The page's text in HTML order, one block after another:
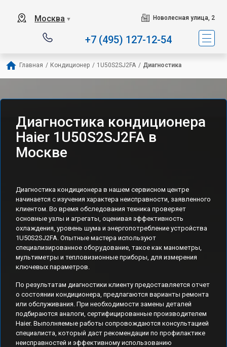
Москва ▼ Новолесная улица, 2
+7 (495) 127-12-54
Главная / Кондиционер / 1U50S2SJ2FA / Диагностика
Диагностика кондиционера
Haier 1U50S2SJ2FA в
Москве
Диагностика кондиционера в нашем сервисном центре
начинается с изучения характера неисправности, заявленного
клиентом. Во время обследования техника проверяет
основные узлы и агрегаты, оценивая эффективность
охлаждения, уровень шума и энергопотребление устройства
1U50S2SJ2FA. Опытные мастера используют
специализированное оборудование, такое как манометры,
мультиметры и тепловизионные приборы, для измерения
ключевых параметров.
По результатам диагностики клиенту предоставляется отчет
о состоянии кондиционера, предлагаются варианты ремонта
или обслуживания. При необходимости замены деталей
подбираются аналоги, сертифицированные производителем
Haier. Выполняемые работы сопровождаются консультацией
специалиста, который даст рекомендации по профилактике
неисправностей и эффективному использованию